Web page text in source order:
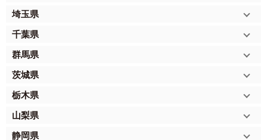
埼玉県
千葉県
群馬県
茨城県
栃木県
山梨県
静岡県